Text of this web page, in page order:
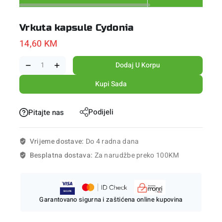
Vrkuta kapsule Cydonia
14,60 KM
Dodaj U Korpu
Kupi Sada
Pitajte nas Podijeli
Vrijeme dostave: Do 4 radna dana
Besplatna dostava: Za narudžbe preko 100KM
Garantovano sigurna i zaštićena online kupovina